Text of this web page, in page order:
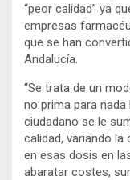
“peor calidad” ya
empresas
que se han
Andalucía.
“Se trata de un
no prima para
ciudadano se le
calidad, variando
en esas dosis en
abaratar costes,